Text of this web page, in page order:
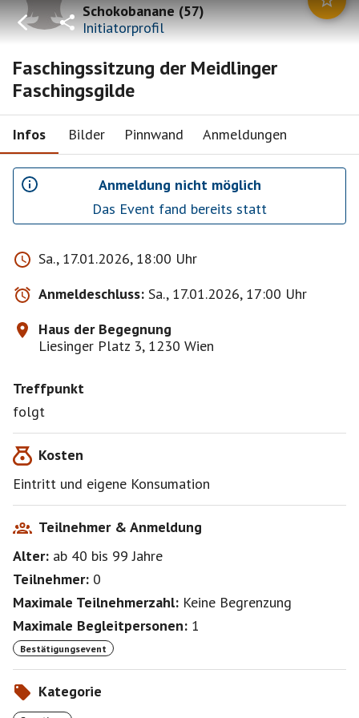
Schokobanane(57)
Initiatorprofil
Faschingssitzung der Meidlinger
Faschingsgilde
Infos Bilder Pinnwand Anmeldungen
Anmeldung nicht möglich
Das Event fand bereits statt
Sa., 17.01.2026, 18:00 Uhr
Anmeldeschluss: Sa., 17.01.2026, 17:00 Uhr
Haus der Begegnung
Liesinger Platz 3, 1230 Wien
Treffpunkt
folgt
Kosten
Eintritt und eigene Konsumation
Teilnehmer & Anmeldung
Alter: ab 40 bis 99Jahre
Teilnehmer: 0
Maximale Teilnehmerzahl: Keine Begrenzung
Maximale Begleitpersonen: 1
Bestätigungsevent
Kategorie